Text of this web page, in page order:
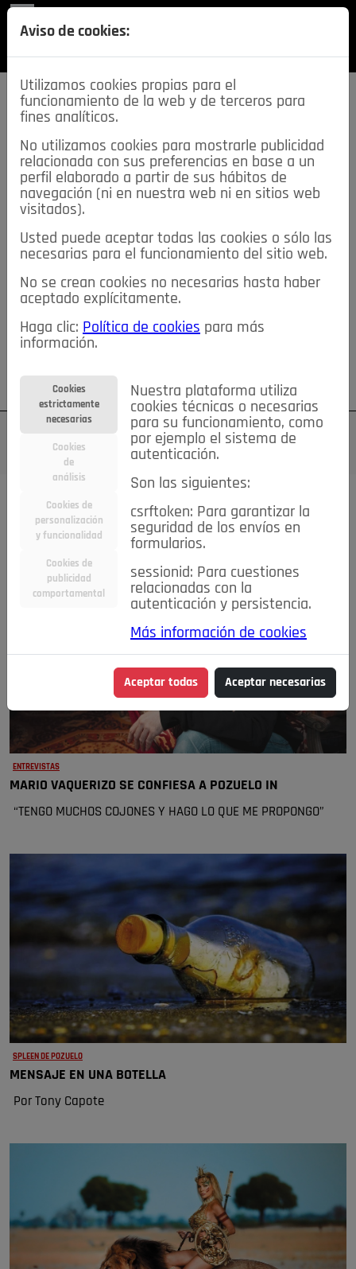
SECCIONES
descarga esta
REVISTA
≡NOTICIAS
NOTICIAS SERVICIOS DE INTERÉS
TABLÓN DE ANUNCIOS MIS ANUNCIOS CONTACTO
NOSOTROS
Su cuenta Regístrese ¿Olvidó su contraseña?
Magazine
ENTREVISTAS
MARIO VAQUERIZO SE CONFIESA A POZUELO IN
“TENGO MUCHOS COJONES Y HAGO LO QUE ME PROPONGO”
SPLEEN DE POZUELO
MENSAJE EN UNA BOTELLA
Por Tony Capote
Aviso de cookies:
Utilizamos cookies propias para el
funcionamiento de la web y de terceros para
fines analíticos.
No utilizamos cookies para mostrarle publicidad
relacionada con sus preferencias en base a un
perfil elaborado a partir de sus hábitos de
navegación (ni en nuestra web ni en sitios web
visitados).
Usted puede aceptar todas las cookies o sólo las
necesarias para el funcionamiento del sitio web.
No se crean cookies no necesarias hasta haber
aceptado explícitamente.
Haga clic: Política de cookies para más
información.
Cookies
estrictamente
necesarias
Cookies
de
análisis
Cookies de
personalización
y funcionalidad
Cookies de
publicidad
comportamental
Nuestra plataforma utiliza
cookies técnicas o necesarias
para su funcionamiento, como
por ejemplo el sistema de
autenticación.
Son las siguientes:
csrftoken: Para garantizar la
seguridad de los envíos en
formularios.
sessionid: Para cuestiones
relacionadas con la
autenticación y persistencia.
Más información de cookies
Aceptar todas Aceptar necesarias